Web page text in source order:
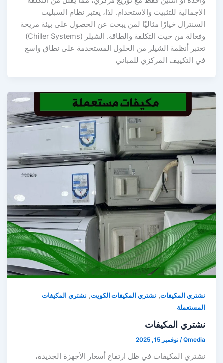
الإجمالية للتثبيت والاستخدام. لذا، يعتبر نظام السبليت
السنترال خيارًا مثاليًا لمن يبحث عن الحصول على بيئة مريحة
وفعالة من حيث التكلفة والطاقة. الشيلر (Chiller Systems)
تعتبر أنظمة الشيلر من الحلول المستخدمة على نطاق واسع
في التكييف المركزي للمباني
نشتري المكيفات, نشتري المكيفات الكويت, نشتري المكيفات
المستعملة
نشتري المكيفات
Qmedia
/نوفمبر 15, 2025
نشتري المكيفات في ظل ارتفاع أسعار الأجهزة الجديدة،